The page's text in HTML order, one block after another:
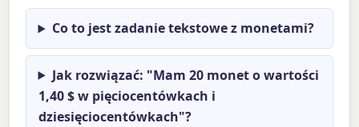
Co to jest zadanie tekstowe z monetami?
Jak rozwiązać: "Mam 20 monet o wartości
1,40 $ w pięciocentówkach i
dziesięciocentówkach"?